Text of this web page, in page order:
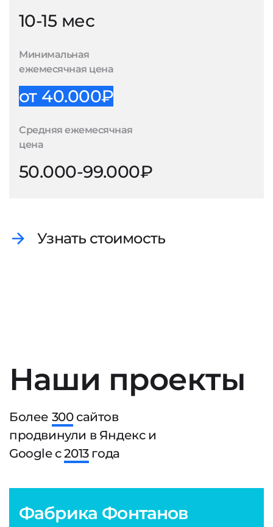
10-15 мес
Минимальная
ежемесячная цена
от 40.000₽
Средняя ежемесячная
цена
50.000-99.000₽
Узнать стоимость
Наши проекты
Более 300сайтов
продвинули в Яндекс и
Google с2013года
Фабрика Фонтанов